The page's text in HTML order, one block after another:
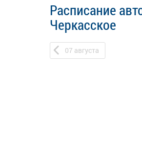
Расписание
Черкасское
07 августа